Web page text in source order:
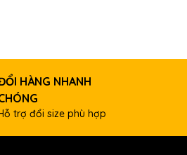
HÀNG NHANH
trợ đổi size phù hợp